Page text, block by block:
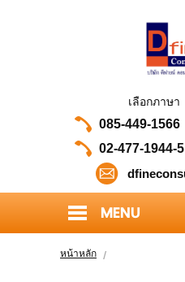
เลือกภาษา
085-449-1566
02-477-1944-5
MENU
HOME
หน้าหลัก